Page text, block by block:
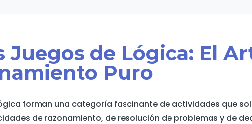
Juegos de Lógica: El
Puro
forman una categoría fascinante de actividades que
de razonamiento, de resolución de problemas y de